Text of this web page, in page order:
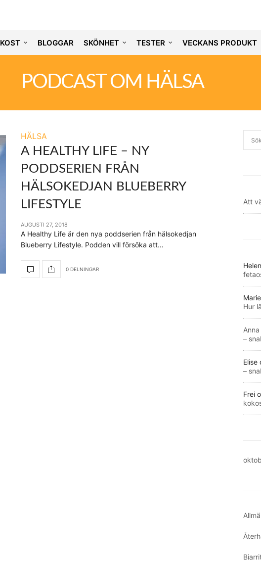
KOST BLOGGAR SKÖNHET TESTER VECKANS PRODUKT
PODCAST OM HÄLSA
HÄLSA
A HEALTHY LIFE – NY
PODDSERIEN FRÅN
HÄLSOKEDJAN BLUEBERRY
LIFESTYLE
AUGUSTI 27, 2018
A Healthy Life är den nya poddserien från hälsokedjan
Blueberry Lifestyle. Podden vill försöka att…
0 DELNINGAR
Att
Hur
–
Elise
–
Frei